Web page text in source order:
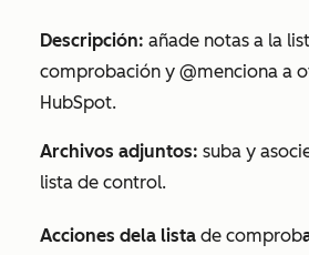
Descripción: añade notas a la
comprobación y @menciona a
HubSpot.
Archivos adjuntos: suba y
lista de control.
Acciones dela lista de comprob